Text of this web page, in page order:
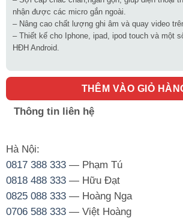
nhận được các micro gắn ngoài.
– Nâng cao chất lượng ghi âm và quay video
– Thiết kế cho Iphone, ipad, ipod touch và một
HĐH Android.
THÊM VÀO GIỎ
Thông tin liên hệ
Hà Nội:
0817 388 333— Phạm Tú
0818 488 333— Hữu Đạt
0825 088 333— Hoàng Nga
0706 588 333— Việt Hoàng